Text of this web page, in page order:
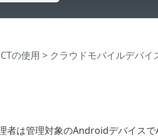
の使用 > クラウドモバイルデバイ
は管理対象のAndroidデバイス